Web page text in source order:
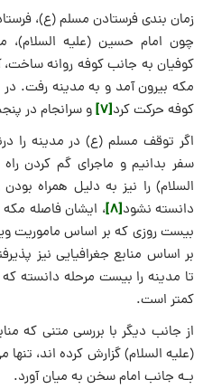
زمان بندی فرستادن مسلم (ع)،
چون امام حسین (علیه السلام)،
کوفیان به جانب کوفه روانه
مکه بیرون آمد و به مدینه رفت.
کوفه حرکت کرد[7]
و سرانجام در
اگر توقف مسلم (ع) در مدینه را
سفر بدانیم و ماجرای گم کردن
السلام) را نیز به دلیل همراه
دانسته نشود[8]
، ایشان فاصله
بیست روزی که بر اساس ماموریت
بر اساس منابع جغرافیایی نیز
تا مدینه را بیست مرحله دانسته
کمتر است.
از جانب دیگر با بررسی متنی که
(علیه السلام) گزارش کرده اند، تنها
بـه جانب امام سخن به میان آورد.